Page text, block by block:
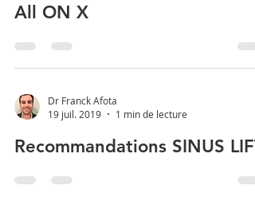
All ON X
Dr Franck Afota
19 juil. 2019
1 min de lecture
Recommandations SINUS LIFT